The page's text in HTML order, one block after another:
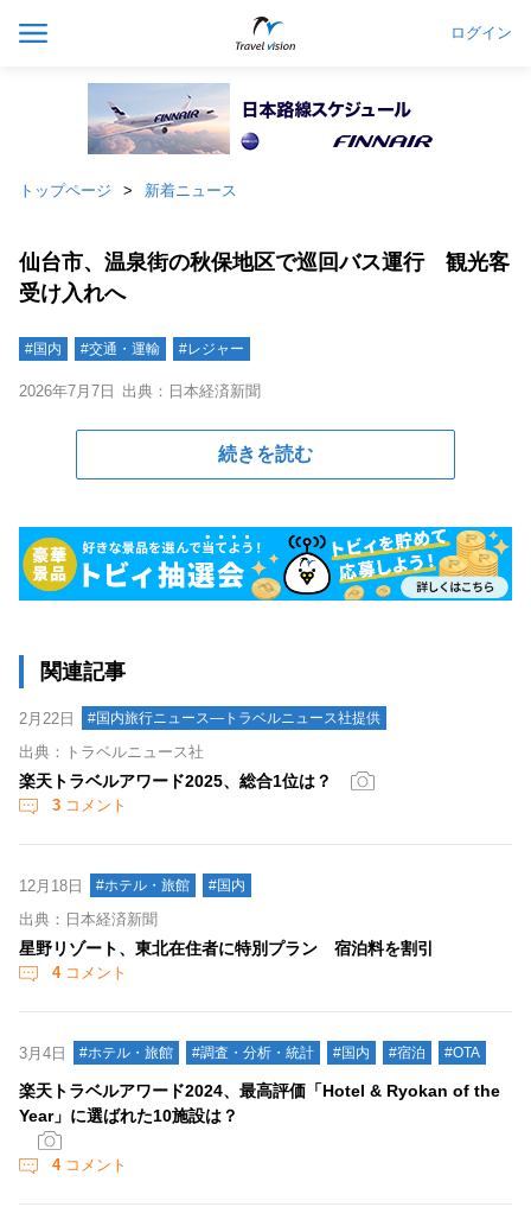
ログイン
トップページ 新着ニュース
仙台市、温泉街の秋保地区で巡回バス運行 観光客
受け入れへ
#国内 #交通・運輸 #レジャー
2026年7月7日 出典：日本経済新聞
続きを読む
関連記事
2月22日 #国内旅行ニュース―トラベルニュース社提供
出典：トラベルニュース社
楽天トラベルアワード2025、総合1位は？
3 コメント
12月18日 #ホテル・旅館 #国内
出典：日本経済新聞
星野リゾート、東北在住者に特別プラン 宿泊料を割引
4コメント
3月4日 #ホテル・旅館 #調査・分析・統計 #国内 #宿泊 #OTA
楽天トラベルアワード2024、最高評価「Hotel & Ryokan of the
Year」に選ばれた10施設は？
4コメント